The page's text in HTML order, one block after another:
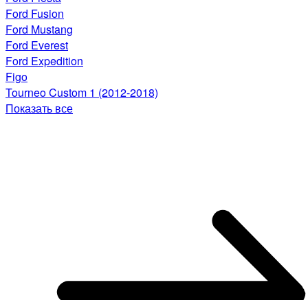
Ford Fusion
Ford Mustang
Ford Everest
Ford Expedition
Figo
Tourneo Custom 1 (2012-2018)
Показать все